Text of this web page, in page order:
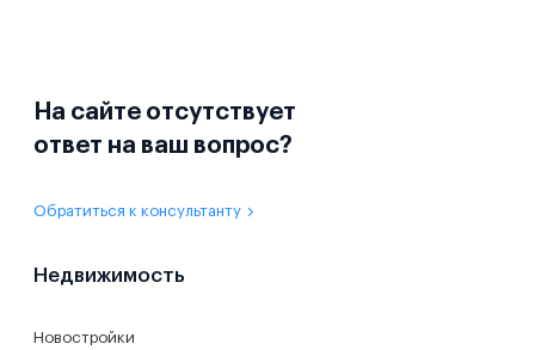
На сайте отсутствует
ответ на ваш вопрос?
Обратиться к консультанту
Недвижимость
Новостройки